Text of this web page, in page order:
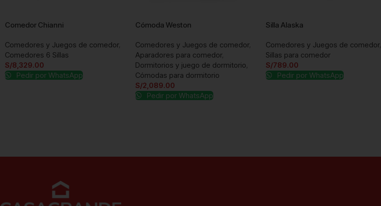
Comedor Chianni
Comedores y Juegos de comedor,
Comedores 6 Sillas
S/8,329.00
Pedir por WhatsApp
Cómoda Weston
Comedores y Juegos de comedor,
Aparadores para comedor,
Dormitorios y juego de dormitorio,
Cómodas para dormitorio
S/2,089.00
Pedir por WhatsApp
Silla Alaska
Comedores y Juegos de comedor,
Sillas para comedor
S/789.00
Pedir por WhatsApp